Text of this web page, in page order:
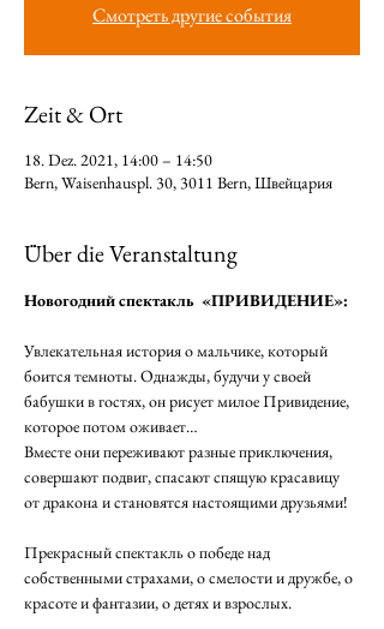
Смотреть другие события
Zeit & Ort
18. Dez. 2021, 14:00 – 14:50
Bern, Waisenhauspl. 30, 3011 Bern, Швейцария
Über die Veranstaltung
Новогодний спектакль  «ПРИВИДЕНИЕ»:
Увлекательная история о мальчике, который
боится темноты. Однажды, будучи у своей
бабушки в гостях, он рисует милое Привидение,
которое потом оживает…
Вместе они переживают разные приключения,
совершают подвиг, спасают спящую красавицу
от дракона и становятся настоящими друзьями!
Прекрасный спектакль о победе над
собственными страхами, о смелости и дружбе, о
красоте и фантазии, о детях и взрослых.